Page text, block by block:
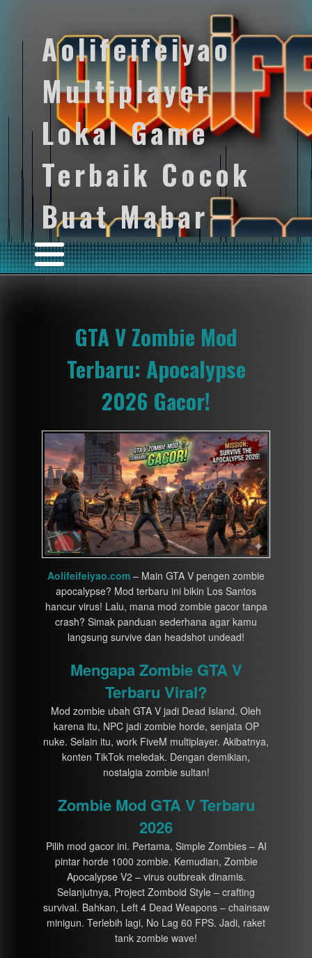
Aolifeifeiyao
Multiplayer
Lokal Game
Terbaik Cocok
Buat Mabar
GTA V Zombie Mod
Terbaru: Apocalypse
2026 Gacor!
Aolifeifeiyao.com – Main GTA V pengen zombie
apocalypse? Mod terbaru ini bikin Los Santos
hancur virus! Lalu, mana mod zombie gacor tanpa
crash? Simak panduan sederhana agar kamu
langsung survive dan headshot undead!
Mengapa Zombie GTA V
Terbaru Viral?
Mod zombie ubah GTA V jadi Dead Island. Oleh
karena itu, NPC jadi zombie horde, senjata OP
nuke. Selain itu, work FiveM multiplayer. Akibatnya,
konten TikTok meledak. Dengan demikian,
nostalgia zombie sultan!
Zombie Mod GTA V Terbaru
2026
Pilih mod gacor ini. Pertama, Simple Zombies – AI
pintar horde 1000 zombie. Kemudian, Zombie
Apocalypse V2 – virus outbreak dinamis.
Selanjutnya, Project Zomboid Style – crafting
survival. Bahkan, Left 4 Dead Weapons – chainsaw
minigun. Terlebih lagi, No Lag 60 FPS. Jadi, raket
tank zombie wave!